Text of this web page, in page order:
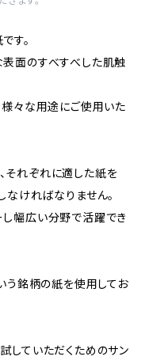
す。
面のすべすべした肌触
様々な用途にご使用いた
それぞれに適した紙を
なければなりません。
幅広い分野で活躍でき
う銘柄の紙を使用してお
していただくためのサン